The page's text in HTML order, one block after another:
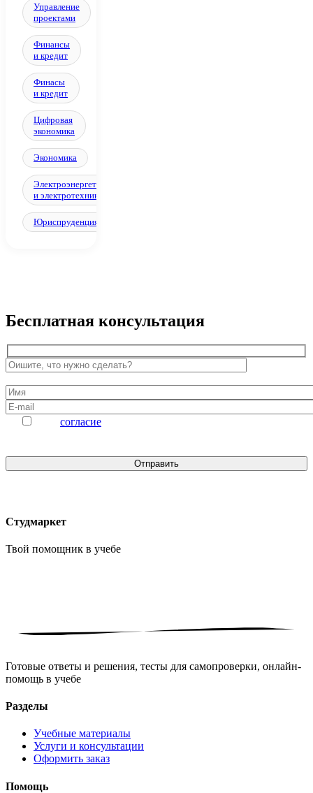
Управление
проектами
Финансы
и кредит
Финасы
и кредит
Цифровая
экономика
Экономика
Электроэнергетика
и электротехника
Юриспруденция
Бесплатная консультация
согласие
Студмаркет
Твой помощник в учебе
Готовые ответы и решения, тесты для самопроверки, онлайн-
помощь в учебе
Разделы
Учебные материалы
Услуги и консультации
Оформить заказ
Помощь